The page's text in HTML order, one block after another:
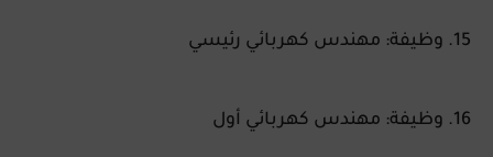
15. وظيفة: مهندس كهربائي رئيسي
16. وظيفة: مهندس كهربائي أول